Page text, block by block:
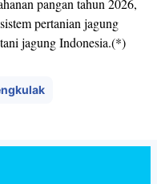
pangan tahun 2026,
pertanian jagung
jagung Indonesia.(*)